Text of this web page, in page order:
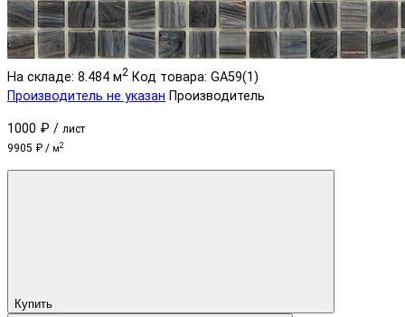
На складе: 8.484 м2 Код товара: GA59(1)
Производитель не указан Производитель
1000 ₽ / лист
9905 ₽ / м2
Купить